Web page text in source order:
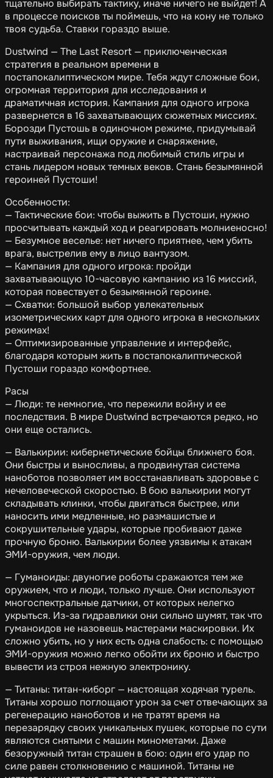
тщательно выбирать тактику, иначе ничего не выйдет! А
в процессе поисков ты поймешь, что на кону не только
твоя судьба. Ставки гораздо выше.
Dustwind — The Last Resort — приключенческая
стратегия в реальном времени в
постапокалиптическом мире. Тебя ждут сложные бои,
огромная территория для исследования и
драматичная история. Кампания для одного игрока
развернется в 16 захватывающих сюжетных миссиях.
Борозди Пустошь в одиночном режиме, придумывай
пути выживания, ищи оружие и снаряжение,
настраивай персонажа под любимый стиль игры и
стань лидером новых темных веков. Стань безымянной
героиней Пустоши!
Особенности:
— Тактические бои: чтобы выжить в Пустоши, нужно
просчитывать каждый ход и реагировать молниеносно!
— Безумное веселье: нет ничего приятнее, чем убить
врага, выстрелив ему в лицо вантузом.
— Кампания для одного игрока: пройди
захватывающую 10-часовую кампанию из 16 миссий,
которая повествует о безымянной героине.
— Схватки: большой выбор увлекательных
изометрических карт для одного игрока в нескольких
режимах!
— Оптимизированные управление и интерфейс,
благодаря которым жить в постапокалиптической
Пустоши гораздо комфортнее.
Расы
— Люди: те немногие, что пережили войну и ее
последствия. В мире Dustwind встречаются редко, но
они еще остались.
— Валькирии: кибернетические бойцы ближнего боя.
Они быстры и выносливы, а продвинутая система
наноботов позволяет им восстанавливать здоровье с
нечеловеческой скоростью. В бою валькирии могут
складывать клинки, чтобы двигаться быстрее, или
наносить ими медленные, но размашистые и
сокрушительные удары, которые пробивают даже
прочную броню. Валькирии более уязвимы к атакам
ЭМИ-оружия, чем люди.
— Гуманоиды: двуногие роботы сражаются тем же
оружием, что и люди, только лучше. Они используют
многоспектральные датчики, от которых нелегко
укрыться. Из-за гидравлики они сильно шумят, так что
гуманоидов не назовешь мастерами маскировки. Их
сложно убить, но у них есть одна слабость: с помощью
ЭМИ-оружия можно легко обойти их броню и быстро
вывести из строя нежную электронику.
— Титаны: титан-киборг — настоящая ходячая турель.
Титаны хорошо поглощают урон за счет отвечающих за
регенерацию наноботов и не тратят время на
перезарядку своих уникальных пушек, которые по сути
являются снятыми с машин минометами. Даже
безоружный титан страшен в бою: один его удар по
силе равен столкновению с машиной. Титаны не